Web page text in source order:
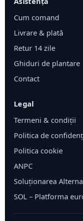
Cum comand
Livrare & plată
Retur 14 zile
Ghiduri de plantare
Contact
Legal
Termeni & condiții
Politica de
Politica cookie
ANPC
Soluționarea
SOL – Platforma